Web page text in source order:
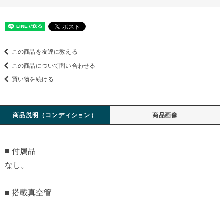
この商品を友達に教える
この商品について問い合わせる
買い物を続ける
商品説明（コンディション） 商品画像
■ 付属品
なし。
■ 搭載真空管